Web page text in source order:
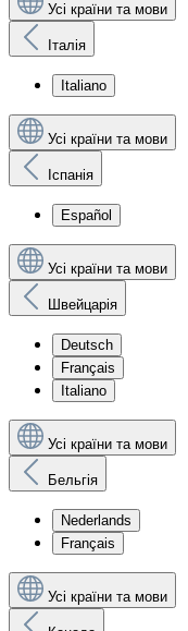
Усі країни та мови
Італія
Italiano
Усі країни та мови
Іспанія
Español
Усі країни та мови
Швейцарія
Deutsch
Français
Italiano
Усі країни та мови
Бельгія
Nederlands
Français
Усі країни та мови